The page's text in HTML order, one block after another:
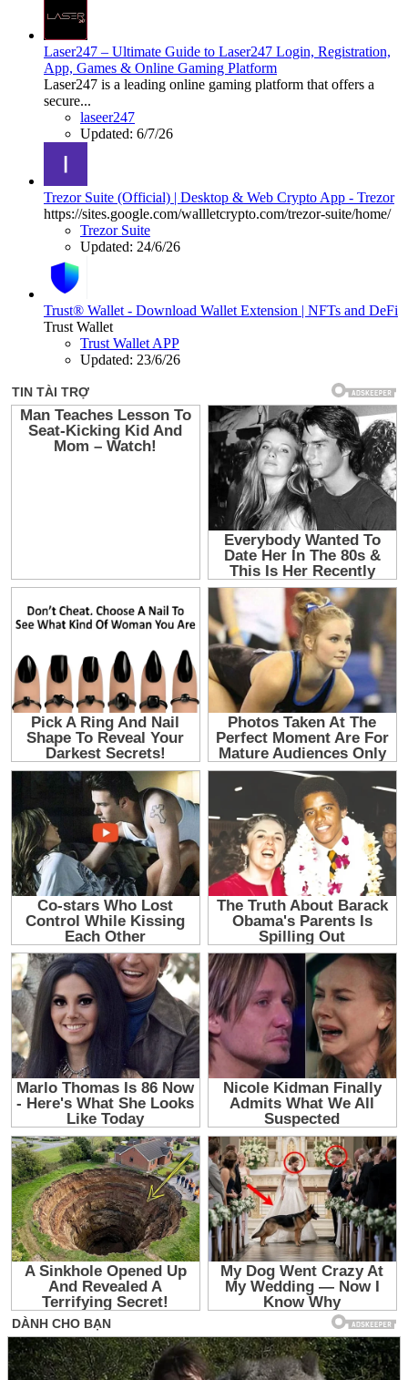
Laser247 – Ultimate Guide to Laser247 Login, Registration,
App, Games & Online Gaming Platform
Laser247 is a leading online gaming platform that offers a
secure...
laseer247
Updated: 6/7/26
Trezor Suite (Official) | Desktop & Web Crypto App - Trezor
https://sites.google.com/wallletcrypto.com/trezor-suite/home/
Trezor Suite
Updated: 24/6/26
Trust® Wallet - Download Wallet Extension | NFTs and DeFi
Trust Wallet
Trust Wallet APP
Updated: 23/6/26